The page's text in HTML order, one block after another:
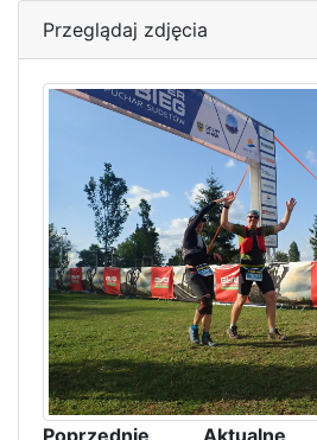
Przeglądaj zdjęcia
Poprzednie Aktualne